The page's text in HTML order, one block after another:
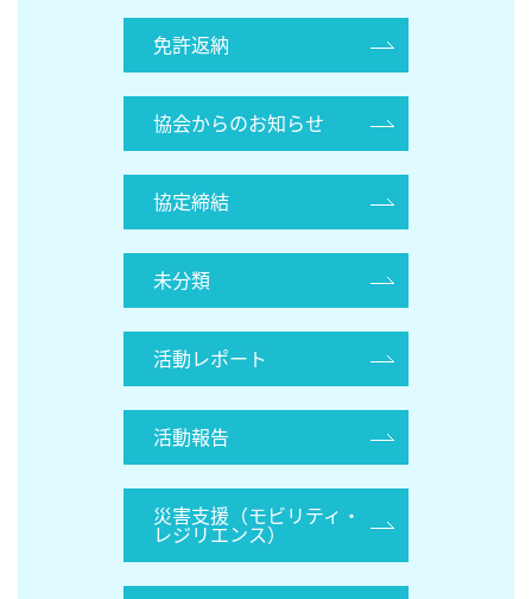
免許返納
協会からのお知らせ
協定締結
未分類
活動レポート
活動報告
災害支援（モビリティ・
レジリエンス）